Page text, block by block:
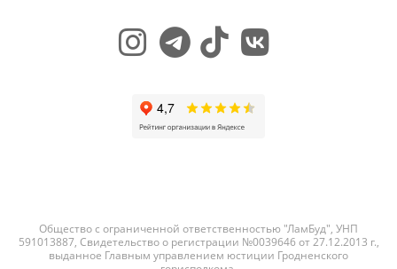
Общество с ограниченной ответственностью "ЛамБуд", УНП
591013887, Свидетельство о регистрации №0039646 от 27.12.2013 г.,
выданное Главным управлением юстиции Гродненского